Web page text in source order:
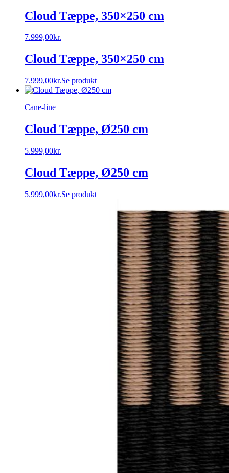
Cloud Tæppe, 350×250 cm
7.999,00kr.
Cloud Tæppe, 350×250 cm
7.999,00kr.Se produkt
Cane-line
Cloud Tæppe, Ø250 cm
5.999,00kr.
Cloud Tæppe, Ø250 cm
5.999,00kr.Se produkt